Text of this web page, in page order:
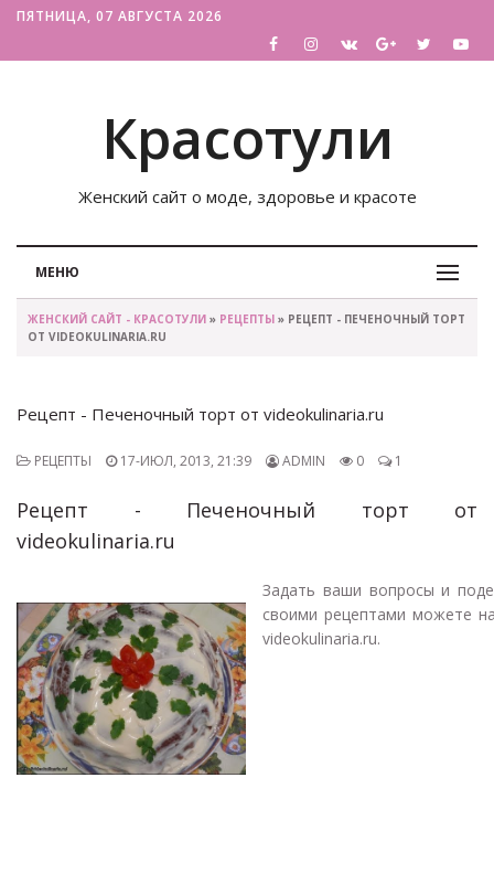
ПЯТНИЦА, 07 АВГУСТА 2026
Красотули
Женский сайт о моде, здоровье и красоте
МЕНЮ
ЖЕНСКИЙ САЙТ - КРАСОТУЛИ » РЕЦЕПТЫ » РЕЦЕПТ - ПЕЧЕНОЧНЫЙ ТОРТ
ОТ VIDEOKULINARIA.RU
Рецепт - Печеночный торт от videokulinaria.ru
РЕЦЕПТЫ 17-ИЮЛ, 2013, 21:39 ADMIN 0 1
Рецепт - Печеночный торт от
videokulinaria.ru
Задать ваши вопросы и
своими рецептами можете
videokulinaria.ru.